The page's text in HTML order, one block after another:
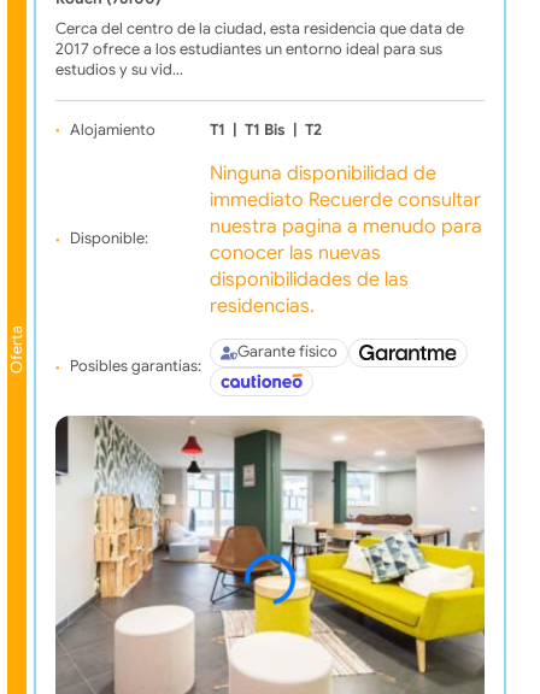
Oferta
Cerca del centro de la ciudad, esta residencia que data de
2017 ofrece a los estudiantes un entorno ideal para sus
estudios y su vid…
Alojamiento T1 T1 Bis T2
Disponible:
Ninguna disponibilidad de
immediato Recuerde consultar
nuestra pagina a menudo para
conocer las nuevas
disponibilidades de las
residencias.
Posibles garantías:
Garante físico